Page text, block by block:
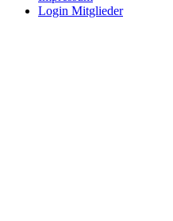
Login Mitglieder